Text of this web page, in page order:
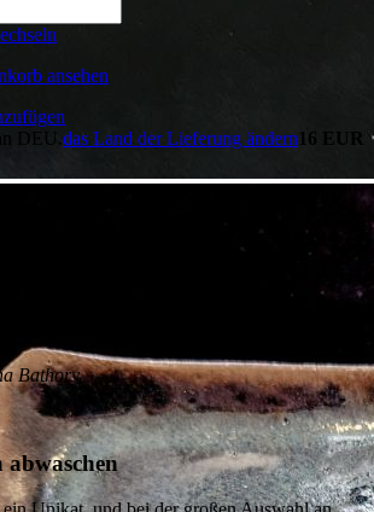
ansehen
DEU. das Land der Lieferung ändern 16 EUR
Bathory
abwaschen